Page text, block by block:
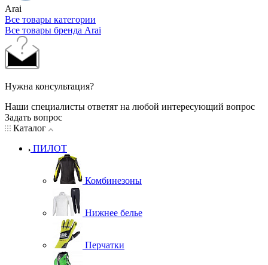
Arai
Все товары категории
Все товары бренда Arai
Нужна консультация?
Наши специалисты ответят на любой интересующий вопрос
Задать вопрос
Каталог
ПИЛОТ
Комбинезоны
Нижнее белье
Перчатки